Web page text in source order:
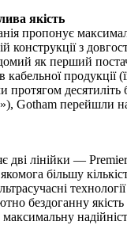
якість
пропонує
конструкції з
як перший
кабельної продукції
протягом десятиліть
Gotham перейшли
дві лінійки —
більшу
бездоганну якість